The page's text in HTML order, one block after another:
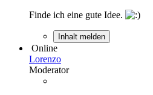
Finde ich eine gute Idee.
Inhalt melden
Online
Lorenzo
Moderator